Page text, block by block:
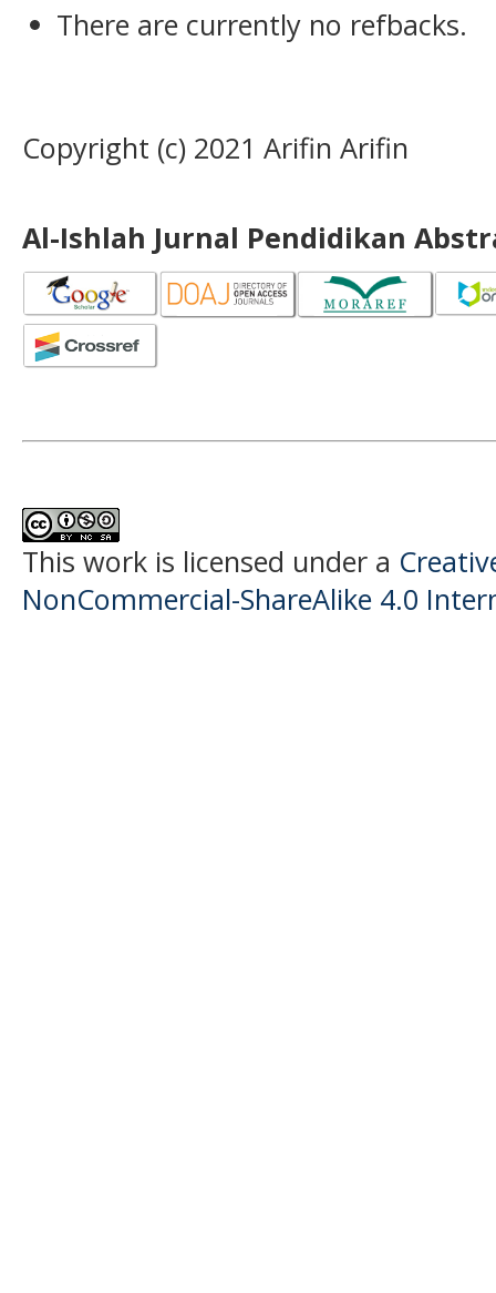
There are currently no refbacks.
Copyright (c) 2021 Arifin Arifin
Al-Ishlah Jurnal Pendidikan
This work is licensed under a
NonCommercial-ShareAlike 4.0